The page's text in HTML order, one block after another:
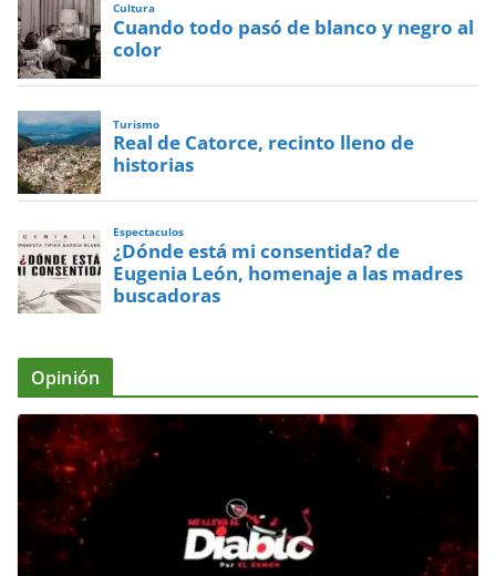
Cultura
Cuando todo pasó de blanco y negro al
color
Turismo
Real de Catorce, recinto lleno de
historias
Espectaculos
¿Dónde está mi consentida? de
Eugenia León, homenaje a las madres
buscadoras
Opinión